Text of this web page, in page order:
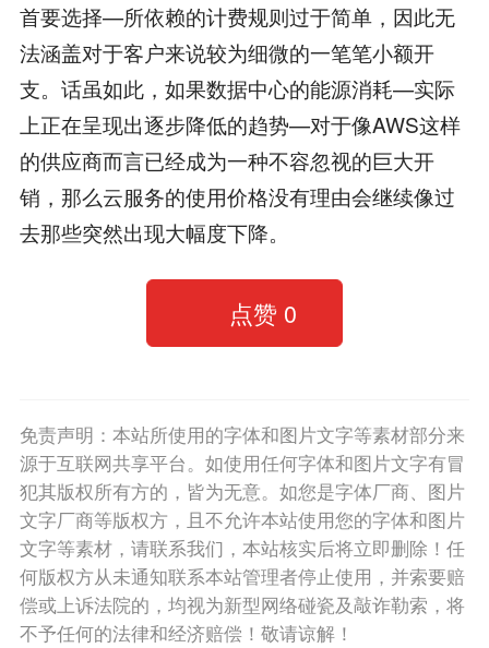
首要选择—所依赖的计费规则过于简单，因此无
法涵盖对于客户来说较为细微的一笔笔小额开
支。话虽如此，如果数据中心的能源消耗—实际
上正在呈现出逐步降低的趋势—对于像AWS这样
的供应商而言已经成为一种不容忽视的巨大开
销，那么云服务的使用价格没有理由会继续像过
去那些突然出现大幅度下降。
点赞 0
免责声明：本站所使用的字体和图片文字等素材部分来
源于互联网共享平台。如使用任何字体和图片文字有冒
犯其版权所有方的，皆为无意。如您是字体厂商、图片
文字厂商等版权方，且不允许本站使用您的字体和图片
文字等素材，请联系我们，本站核实后将立即删除！任
何版权方从未通知联系本站管理者停止使用，并索要赔
偿或上诉法院的，均视为新型网络碰瓷及敲诈勒索，将
不予任何的法律和经济赔偿！敬请谅解！